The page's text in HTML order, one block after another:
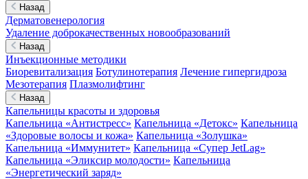
Назад
Дерматовенерология
Удаление доброкачественных новообразований
Назад
Инъекционные методики
Биоревитализация Ботулинотерапия Лечение гипергидроза
Мезотерапия Плазмолифтинг
Назад
Капельницы красоты и здоровья
Капельница «Антистресс» Капельница «Детокс» Капельница
«Здоровые волосы и кожа» Капельница «Золушка»
Капельница «Иммунитет» Капельница «Супер JetLag»
Капельница «Эликсир молодости» Капельница
«Энергетический заряд»